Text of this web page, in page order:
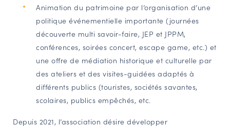
Animation du patrimoine par l’organisation d’une
politique événementielle importante (journées
découverte multi savoir-faire, JEP et JPPM,
conférences, soirées concert, escape game, etc.) et
une offre de médiation historique et culturelle par
des ateliers et des visites-guidées adaptés à
différents publics (touristes, sociétés savantes,
scolaires, publics empêchés, etc.
Depuis 2021, l’association désire développer